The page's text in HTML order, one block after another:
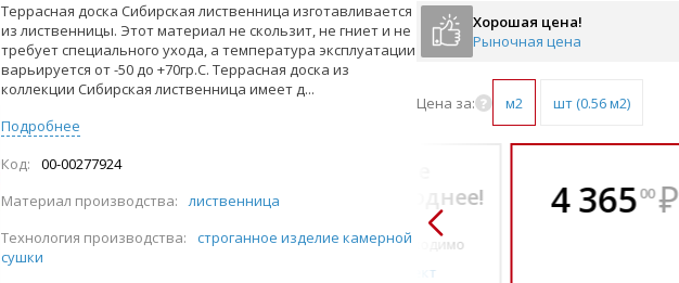
Террасная доска Сибирская лиственница изготавливается
из лиственницы. Этот материал не скользит, не гниет и не
требует специального ухода, а температура эксплуатации
варьируется от -50 до +70гр.С. Террасная доска из
коллекции Сибирская лиственница имеет д...
Подробнее
Код:
00-00277924
Материал производства:
лиственница
Технология производства:
строганное изделие камерной
сушки
Хорошая цена!
Рыночная цена
Цена за: м2 шт (0.56 м2)
всегда выгоднее!
настоящему необходимо
Подобрать комплект
4 36500 ₽